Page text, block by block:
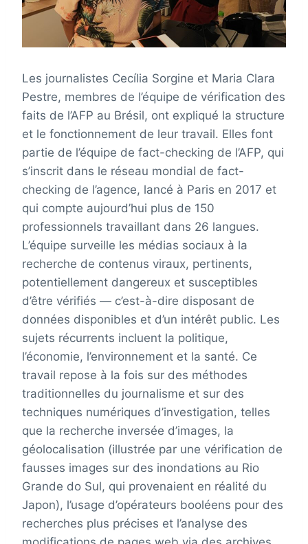
Les journalistes Cecília Sorgine et Maria Clara
Pestre, membres de l’équipe de vérification des
faits de l’AFP au Brésil, ont expliqué la structure
et le fonctionnement de leur travail. Elles font
partie de l’équipe de fact-checking de l’AFP, qui
s’inscrit dans le réseau mondial de fact-
checking de l’agence, lancé à Paris en 2017 et
qui compte aujourd’hui plus de 150
professionnels travaillant dans 26 langues.
L’équipe surveille les médias sociaux à la
recherche de contenus viraux, pertinents,
potentiellement dangereux et susceptibles
d’être vérifiés — c’est-à-dire disposant de
données disponibles et d’un intérêt public. Les
sujets récurrents incluent la politique,
l’économie, l’environnement et la santé. Ce
travail repose à la fois sur des méthodes
traditionnelles du journalisme et sur des
techniques numériques d’investigation, telles
que la recherche inversée d’images, la
géolocalisation (illustrée par une vérification de
fausses images sur des inondations au Rio
Grande do Sul, qui provenaient en réalité du
Japon), l’usage d’opérateurs booléens pour des
recherches plus précises et l’analyse des